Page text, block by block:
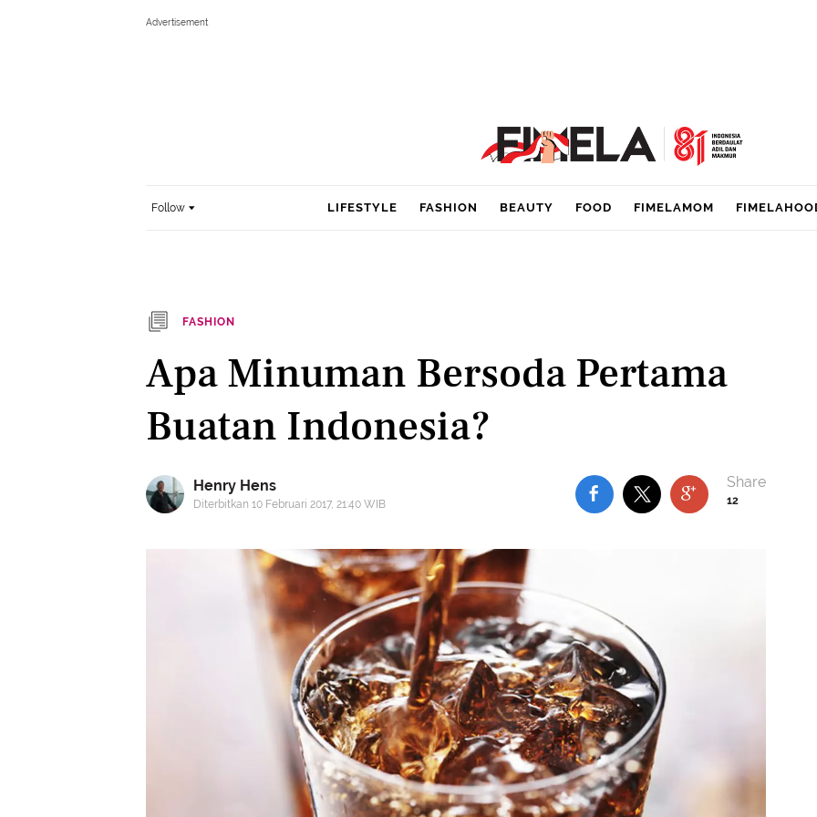
Follow LIFESTYLE FASHION BEAUTY FOOD FIMELAMOM
FASHION
Apa Minuman Bersoda Pertama
Buatan Indonesia?
Henry Hens
Diterbitkan 10 Februari 2017, 21:40 WIB 12